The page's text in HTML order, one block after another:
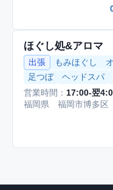
ほぐし処&アロマ
出張 もみほぐし
足つぼ
ヘッドスパ
営業時間： 17:00-翌
福岡県 福岡市博多区